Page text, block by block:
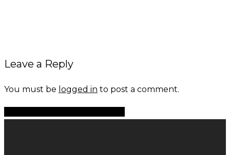
Leave a Reply
You must be logged in to post a comment.